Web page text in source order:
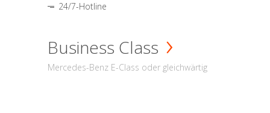
24/7-Hotline
Business Class
Mercedes-Benz E-Class oder gleichwärtig